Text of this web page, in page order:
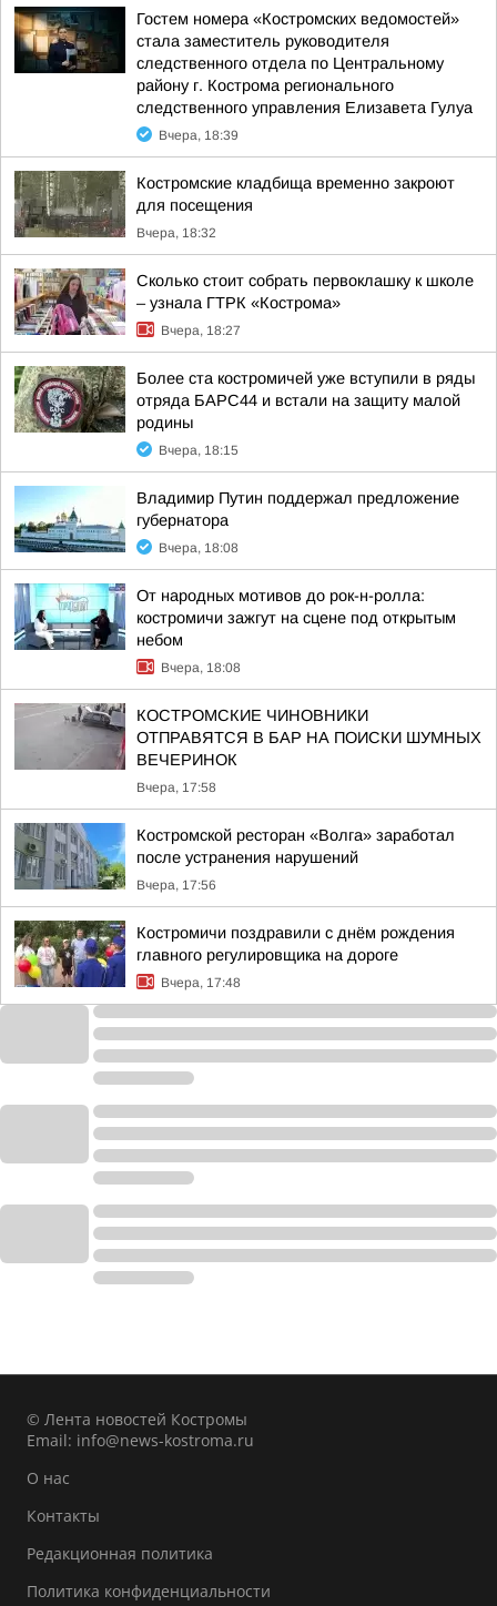
Гостем номера «Костромских ведомостей»
стала заместитель руководителя
следственного отдела по Центральному
району г. Кострома регионального
следственного управления Елизавета Гулуа
Вчера, 18:39
Костромские кладбища временно закроют
для посещения
Вчера, 18:32
Сколько стоит собрать первоклашку к школе
– узнала ГТРК «Кострома»
Вчера, 18:27
Более ста костромичей уже вступили в ряды
отряда БАРС44 и встали на защиту малой
родины
Вчера, 18:15
Владимир Путин поддержал предложение
губернатора
Вчера, 18:08
От народных мотивов до рок-н-ролла:
костромичи зажгут на сцене под открытым
небом
Вчера, 18:08
КОСТРОМСКИЕ ЧИНОВНИКИ
ОТПРАВЯТСЯ В БАР НА ПОИСКИ ШУМНЫХ
ВЕЧЕРИНОК
Вчера, 17:58
Костромской ресторан «Волга» заработал
после устранения нарушений
Вчера, 17:56
Костромичи поздравили с днём рождения
главного регулировщика на дороге
Вчера, 17:48
© Лента новостей Костромы
Email: info@news-kostroma.ru
О нас
Контакты
Редакционная политика
Политика конфиденциальности